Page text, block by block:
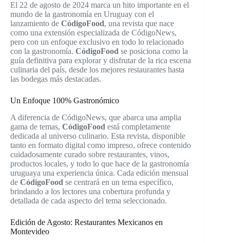
El 22 de agosto de 2024 marca un hito importante en el
mundo de la gastronomía en Uruguay con el
lanzamiento de CódigoFood, una revista que nace
como una extensión especializada de CódigoNews,
pero con un enfoque exclusivo en todo lo relacionado
con la gastronomía. CódigoFood se posiciona como la
guía definitiva para explorar y disfrutar de la rica escena
culinaria del país, desde los mejores restaurantes hasta
las bodegas más destacadas.
Un Enfoque 100% Gastronómico
A diferencia de CódigoNews, que abarca una amplia
gama de temas, CódigoFood está completamente
dedicada al universo culinario. Esta revista, disponible
tanto en formato digital como impreso, ofrece contenido
cuidadosamente curado sobre restaurantes, vinos,
productos locales, y todo lo que hace de la gastronomía
uruguaya una experiencia única. Cada edición mensual
de CódigoFood se centrará en un tema específico,
brindando a los lectores una cobertura profunda y
detallada de cada aspecto del tema seleccionado.
Edición de Agosto: Restaurantes Mexicanos en
Montevideo